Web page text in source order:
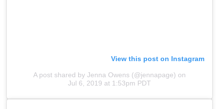
View this post on Instagram
A post shared by Jenna Owens (@jennapage) on
Jul 6, 2019 at 1:53pm PDT